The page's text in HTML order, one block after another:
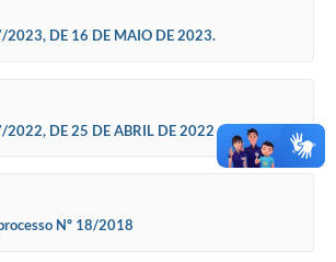
2023, DE 16 DE MAIO DE 2023.
2022, DE 25 DE ABRIL DE 2022
Nº 18/2018